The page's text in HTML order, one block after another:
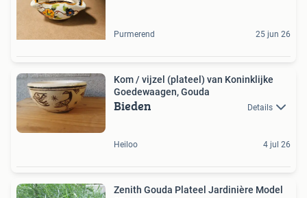
Purmerend 25 jun 26
Kom / vijzel (plateel) van Koninklijke
Goedewaagen, Gouda
Bieden Details
Heiloo 4 jul 26
Zenith Gouda Plateel Jardinière Model